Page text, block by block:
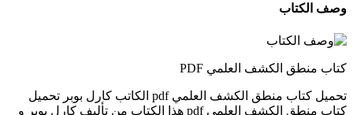
وصف الكتاب
كتاب منطق الكشف العلمي PDF
تحميل كتاب منطق الكشف العلمي pdf الكاتب كارل بوبر تحميل
كتاب منطق الكشف العلمي pdf هذا الكتاب من تأليف كارل بوبر و